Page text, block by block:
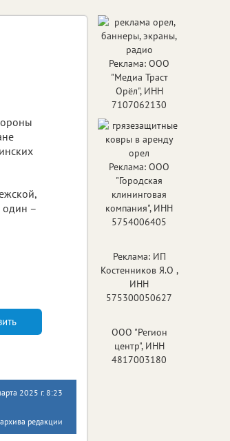
один –
2025 г. 8:23
редакции
Реклама: ООО
"Медиа Траст
Орёл", ИНН
7107062130
Реклама: ООО
"Городская
клининговая
компания", ИНН
5754006405
Реклама: ИП
Костенников Я.О ,
ИНН
575300050627
ООО "Регион
центр", ИНН
4817003180